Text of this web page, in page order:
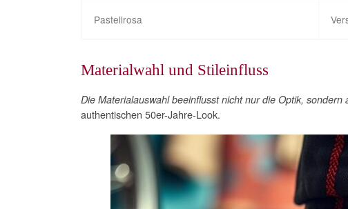
Pastellrosa
Materialwahl und Stileinfluss
Die Materialauswahl beeinflusst nicht nur die Optik,
authentischen 50er-Jahre-Look.